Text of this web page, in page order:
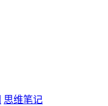
思维笔记